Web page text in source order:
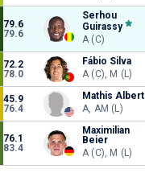
79.6
79.6
Serhou
Guirassy
A (C)
72.2
78.0
Fábio Silva
A (C), M (L)
45.9
76.4
Mathis Albert
A, AM (L)
76.1
83.4
Maximilian
Beier
A (C), M (L)